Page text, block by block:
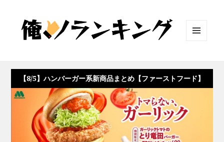
ット
【8/5】ハンバーガー系新商品まとめ【ファーストフード】